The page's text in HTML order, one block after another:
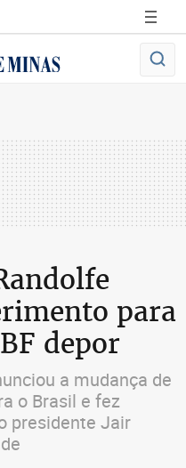
para
depor
a mudança de
o Brasil e fez
presidente Jair